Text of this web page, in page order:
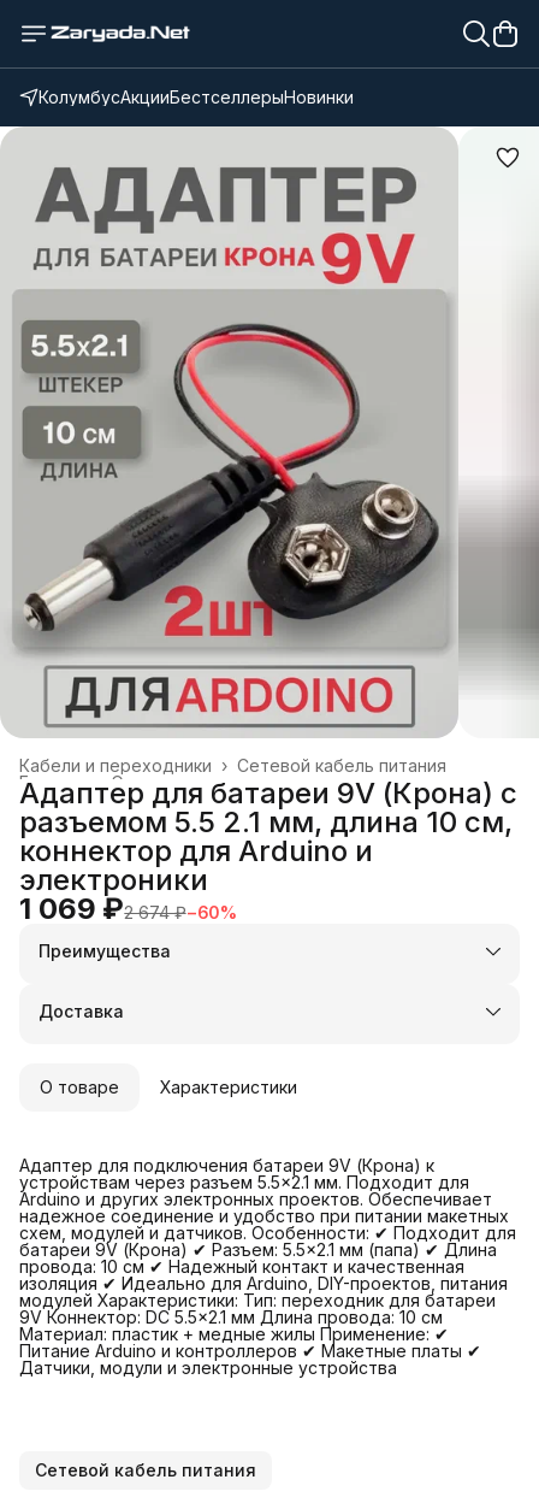
КолумбусАкцииБестселлерыНовинки
Сетевой кабель питания
Кабели и переходники ›
Электроника
Главная
Адаптер для батареи 9V (Крона) с
разъемом 5.5 2.1 мм, длина 10 см,
коннектор для Arduino и
электроники
1 069 ₽2 674 ₽−60%
Преимущества
Оплата частями в Сплит
Удобный возврат
Доставка
О товаре Характеристики
Адаптер для подключения батареи 9V (Крона) к
устройствам через разъем 5.5×2.1 мм. Подходит для
Arduino и других электронных проектов. Обеспечивает
надежное соединение и удобство при питании макетных
схем, модулей и датчиков. Особенности: ✔ Подходит для
батареи 9V (Крона) ✔ Разъем: 5.5×2.1 мм (папа) ✔ Длина
провода: 10 см ✔ Надежный контакт и качественная
изоляция ✔ Идеально для Arduino, DIY-проектов, питания
модулей Характеристики: Тип: переходник для батареи
9V Коннектор: DC 5.5×2.1 мм Длина провода: 10 см
Материал: пластик + медные жилы Применение: ✔
Питание Arduino и контроллеров ✔ Макетные платы ✔
Датчики, модули и электронные устройства
Сетевой кабель питания